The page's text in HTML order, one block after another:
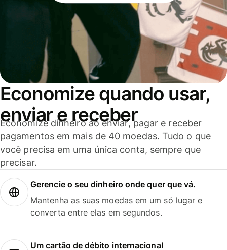
Economize quando usar,
enviar e receber
Economize dinheiro ao enviar, pagar e receber
pagamentos em mais de 40 moedas. Tudo o que
você precisa em uma única conta, sempre que
precisar.
Gerencie o seu dinheiro onde quer que vá.
Mantenha as suas moedas em um só lugar e
converta entre elas em segundos.
Um cartão de débito internacional